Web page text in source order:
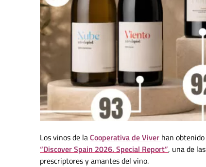
Los vinos de laCooperativa de Viver han
“Discover Spain 2026. Special Report”, una de
prescriptores y amantes del vino.